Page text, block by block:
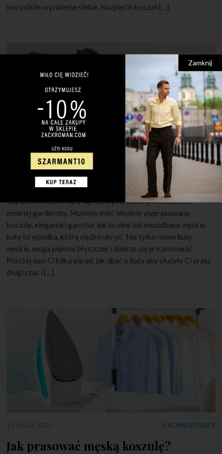
wszystkim wyrażenie siebie. Rozpięcie koszuli […]
30 MAJA 2022 1 KOMENTARZ
Jak pielęgnować męskie buty?
Czyste i schludnie buty są niezwykle istotnym elementem
męskiej garderoby. Możemy mieć idealnie wyprasowaną
koszulę, elegancki garnitur ale brudne lub niezadbane męskie
buty to wpadka, którą ciężko ukryć. Nie tylko nowe buty
męskie, mogą pięknie błyszczeć i dobrze się prezentować.
Poniżej dam Ci kilka porad, jak dbać o buty aby służyły Ci przez
długi czas i […]
2 KOMENTARZY
Jak prasować męską koszulę?
Zamknij